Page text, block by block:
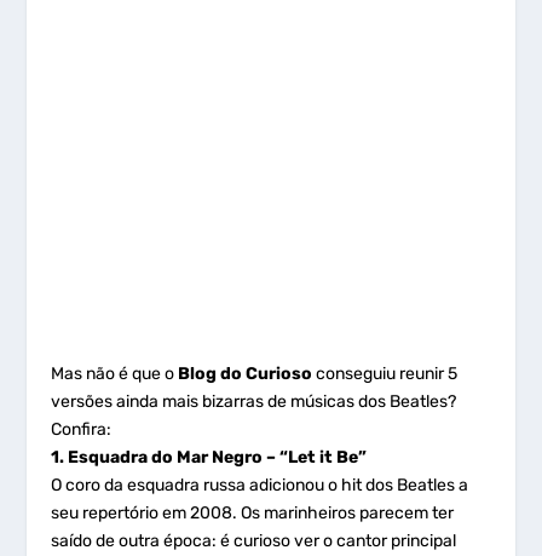
Mas não é que o Blog do Curioso conseguiu reunir 5
versões ainda mais bizarras de músicas dos Beatles?
Confira:
1. Esquadra do Mar Negro – “Let it Be”
O coro da esquadra russa adicionou o hit dos Beatles a
seu repertório em 2008. Os marinheiros parecem ter
saído de outra época: é curioso ver o cantor principal